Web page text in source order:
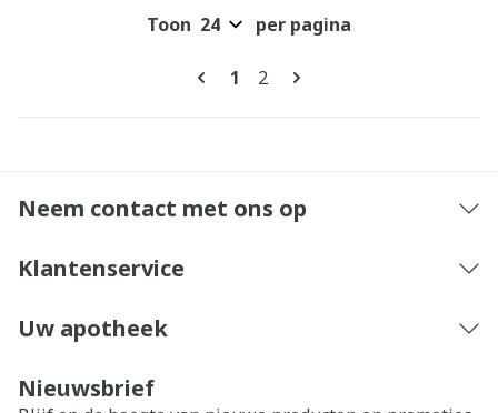
Pagina's
U lees momenteel pagina
1 Pagina
2
Toon per pagina
Neem contact met ons op
Klantenservice
Uw apotheek
Nieuwsbrief